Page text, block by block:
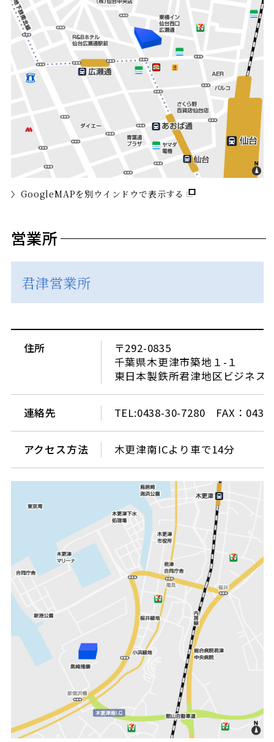
GoogleMAPを別ウインドウで表示する
営業所
君津営業所
住所
〒292-0835
千葉県木更津市築地１-１
東日本製鉄所君津地区ビジネス
連絡先 TEL:0438-30-7280 FAX：
アクセス方法 木更津南ICより車で14分